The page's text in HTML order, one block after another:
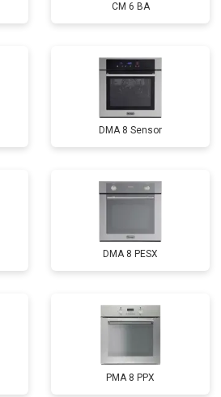
CM 6 BA
DMA 8 Sensor
DMA 8 PESX
PMA 8 PPX